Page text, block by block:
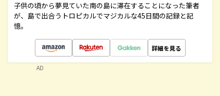
子供の頃から夢見ていた南の島に滞在することになった筆者
が、島で出合うトロピカルでマジカルな45日間の記録と記
憶。
詳細を見る
AD